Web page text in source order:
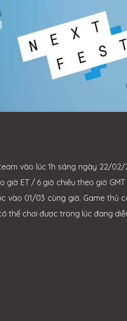
vào lúc 1h sáng ngày 22/
giờ ET / 6 giờ chiều theo giờ
vào 01/03 cùng giờ. Game thủ
thể chơi được trong lúc đang